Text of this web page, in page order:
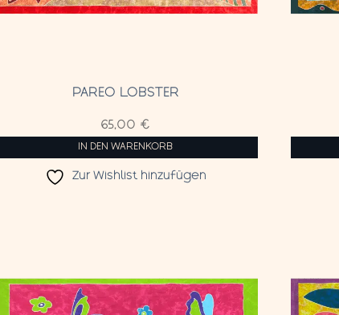
PAREO LOBSTER
65,00 €
IN DEN WARENKORB
Zur Wishlist hinzufügen